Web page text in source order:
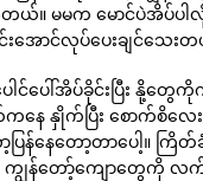
ယ်။ မမက မောင်ပဲအိပ်ပါ
အောင်လုပ်ပေးချင်သေးတ
ပေါ်အိပ်ခိုင်းပြီး နို့တွေ
ေ နှိုက်ပြီး စောက်စိလေ
ြန်နေတော့တာပေါ့။ ကြိ
း ကျွန်တော့်ကျောတွေကို